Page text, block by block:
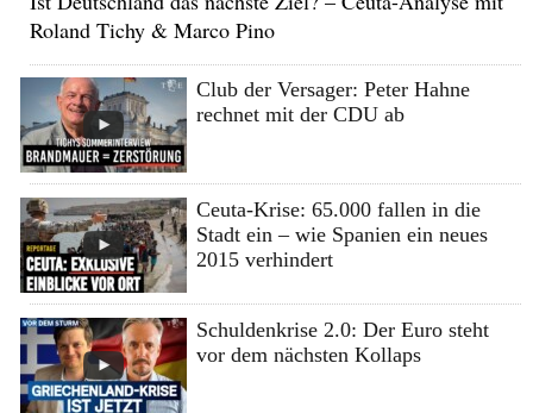
Roland Tichy & Marco Pino
Club der Versager: Peter Hahne
rechnet mit der CDU ab
Ceuta-Krise: 65.000 fallen in die
Stadt ein – wie Spanien ein neues
2015 verhindert
Schuldenkrise 2.0: Der Euro steht
vor dem nächsten Kollaps